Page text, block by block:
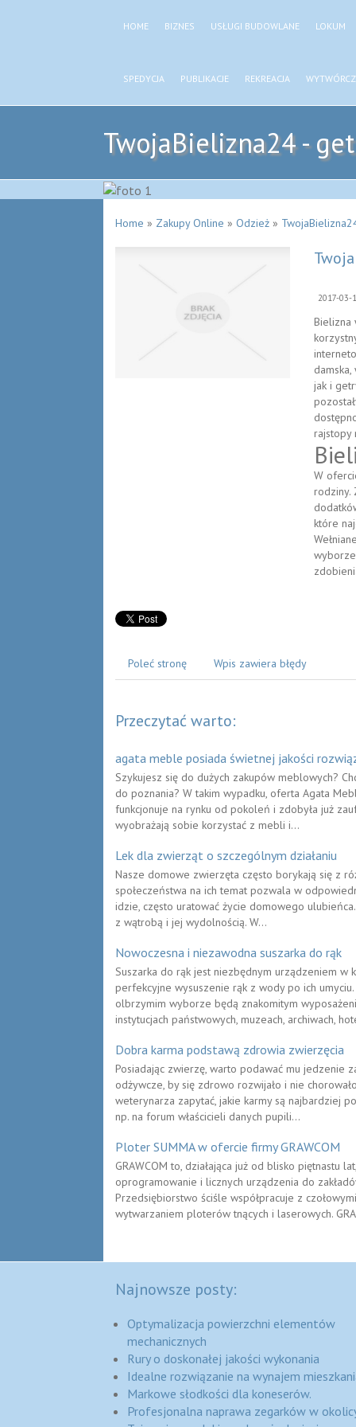
HOME BIZNES USŁUGI BUDOWLANE LOKUM
SPEDYCJA PUBLIKACJE REKREACJA
TwojaBielizna24 -
Home » Zakupy Online » Odzież »
2017-03-
Bielizna
jak i
rajstopy
W
rodziny.
które
Poleć stronę Wpis zawiera błędy
Przeczytać warto:
agata meble posiada świetnej jakości
Szykujesz się do dużych zakupów meblowych?
do poznania? W takim wypadku, oferta Agata
funkcjonuje na rynku od pokoleń i zdobyła już
wyobrażają sobie korzystać z mebli i...
Lek dla zwierząt o szczególnym działaniu
Nasze domowe zwierzęta często borykają się z
społeczeństwa na ich temat pozwala w
idzie, często uratować życie domowego
z wątrobą i jej wydolnością. W...
Nowoczesna i niezawodna suszarka do rąk
Suszarka do rąk jest niezbędnym urządzeniem w
perfekcyjne wysuszenie rąk z wody po ich
olbrzymim wyborze będą znakomitym
instytucjach państwowych, muzeach, archiwach,
Dobra karma podstawą zdrowia zwierzęcia
Posiadając zwierzę, warto podawać mu jedzenie
odżywcze, by się zdrowo rozwijało i nie
weterynarza zapytać, jakie karmy są najbardziej
np. na forum właścicieli danych pupili...
Ploter SUMMA w ofercie firmy GRAWCOM
GRAWCOM to, działająca już od blisko piętnastu
oprogramowanie i licznych urządzenia do
Przedsiębiorstwo ściśle współpracuje z
wytwarzaniem ploterów tnących i laserowych.
Najnowsze posty:
Optymalizacja powierzchni elementów
mechanicznych
Rury o doskonałej jakości wykonania
Idealne rozwiązanie na wynajem
Markowe słodkości dla koneserów.
Profesjonalna naprawa zegarków w